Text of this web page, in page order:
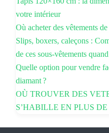
votre intérieur
Où acheter des vêtements
Slips, boxers, caleçons :
de ces sous-vêtements
Quelle option pour vendre
diamant ?
OÙ TROUVER DES
S’HABILLE EN PLUS DE